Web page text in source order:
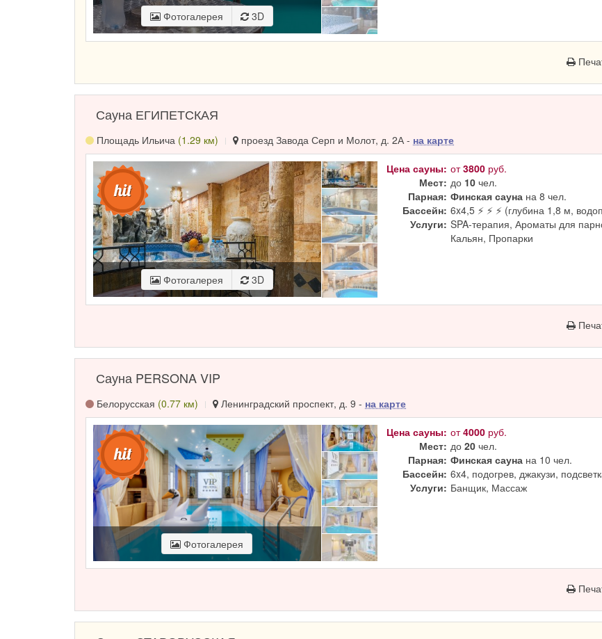
Фотогалерея 3D
Сауна ЕГИПЕТСКАЯ
Площадь Ильича (1.29 км) проезд Завода Серп и Молот, д. 2А - на карте
Фотогалерея 3D
Цена сауны: от3800 руб.
Мест: до 10 чел.
Парная: Финская сауна на 8 чел.
Бассейн: 6x4,5 ⚡ ⚡ ⚡ (глубина 1,8 м,
Услуги: SPA-терапия, Ароматы для
Кальян, Пропарки
Сауна PERSONA VIP
Белорусская (0.77 км) Ленинградский проспект, д. 9 - на карте
Фотогалерея
Цена сауны: от4000 руб.
Мест: до20 чел.
Парная: Финская сауна на 10 чел.
Бассейн: 6x4, подогрев, джакузи,
Услуги: Банщик, Массаж